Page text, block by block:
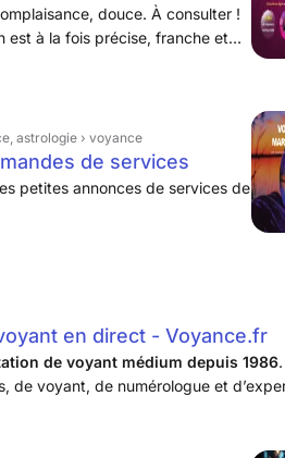
douce. À consulter !
est à la fois précise, franche et
astrologie › voyance
de services
petites annonces de services de
en direct - Voyance.fr
de voyant médium depuis 1986
de voyant, de numérologue et